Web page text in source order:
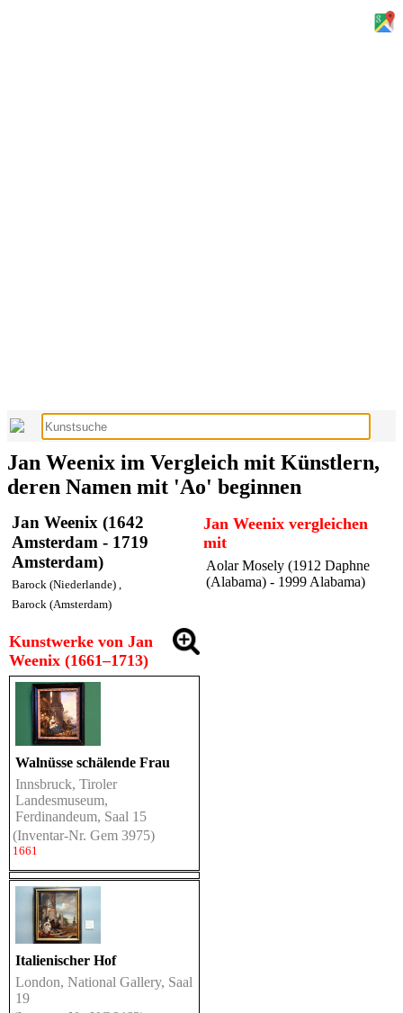
Jan Weenix im Vergleich mit Künstlern,
deren Namen mit 'Ao' beginnen
Jan Weenix (1642
Amsterdam - 1719
Amsterdam)
Barock (Niederlande) ,
Barock (Amsterdam)
Kunstwerke von Jan
Weenix (1661–1713)
Walnüsse schälende Frau
Innsbruck, Tiroler
Landesmuseum,
Ferdinandeum, Saal 15
(Inventar-Nr. Gem 3975)
1661
Italienischer Hof
London, National Gallery, Saal
19
Jan Weenix vergleichen
mit
Aolar Mosely (1912 Daphne
(Alabama) - 1999 Alabama)